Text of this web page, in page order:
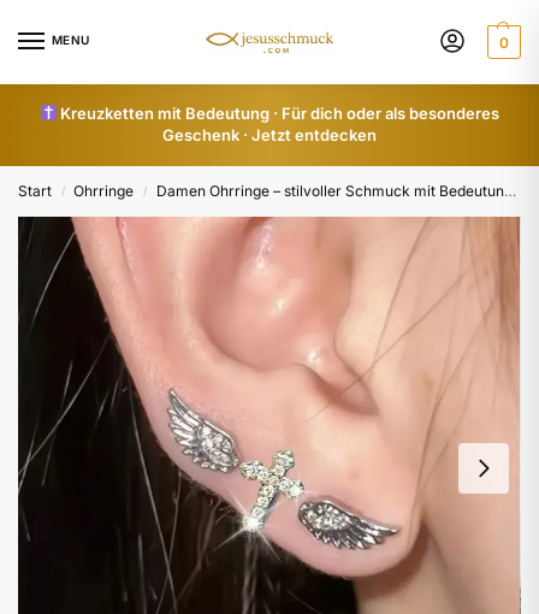
MENU 0
Kreuzketten mit Bedeutung · Für dich oder als besonderes
Geschenk · Jetzt entdecken
Start / Ohrringe / Damen Ohrringe – stilvoller Schmuck mit Bedeutung